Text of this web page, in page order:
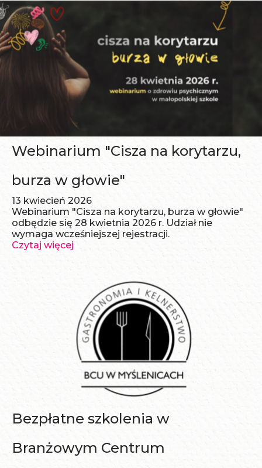
y
d
r Webinarium "Cisza na korytarzu,
burza w głowie"
13 kwiecień 2026
Webinarium "Cisza na korytarzu, burza w głowie"
odbędzie się 28 kwietnia 2026 r. Udział nie
wymaga wcześniejszej rejestracji.
Czytaj więcej
Bezpłatne szkolenia w
Branżowym Centrum